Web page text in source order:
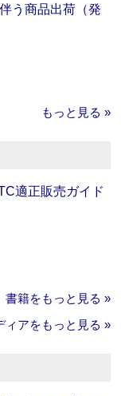
う商品出荷（発
もっと見る »
適正販売ガイド
書籍をもっと見る »
ィアをもっと見る »